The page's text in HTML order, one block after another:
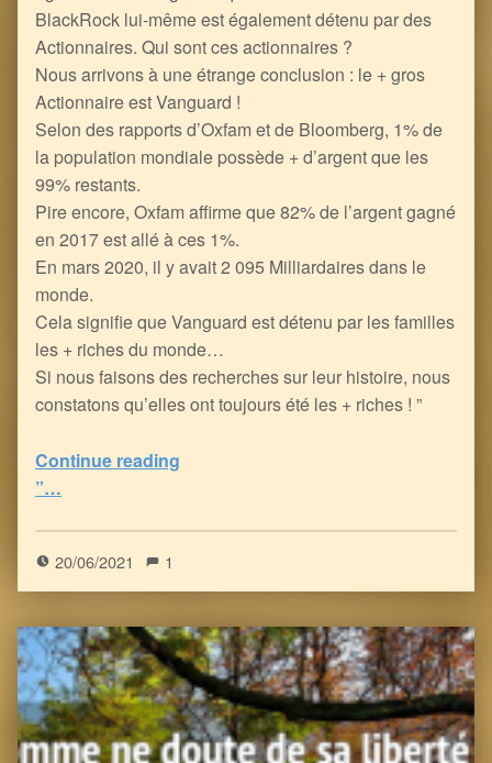
BlackRock lui-même est également détenu par des
Actionnaires. Qui sont ces actionnaires ?
Nous arrivons à une étrange conclusion : le + gros
Actionnaire est Vanguard !
Selon des rapports d’Oxfam et de Bloomberg, 1% de
la population mondiale possède + d’argent que les
99% restants.
Pire encore, Oxfam affirme que 82% de l’argent gagné
en 2017 est allé à ces 1%.
En mars 2020, il y avait 2 095 Milliardaires dans le
monde.
Cela signifie que Vanguard est détenu par les familles
les + riches du monde…
Si nous faisons des recherches sur leur histoire, nous
constatons qu’elles ont toujours été les + riches ! ”
Continue reading
”…
20/06/2021 1